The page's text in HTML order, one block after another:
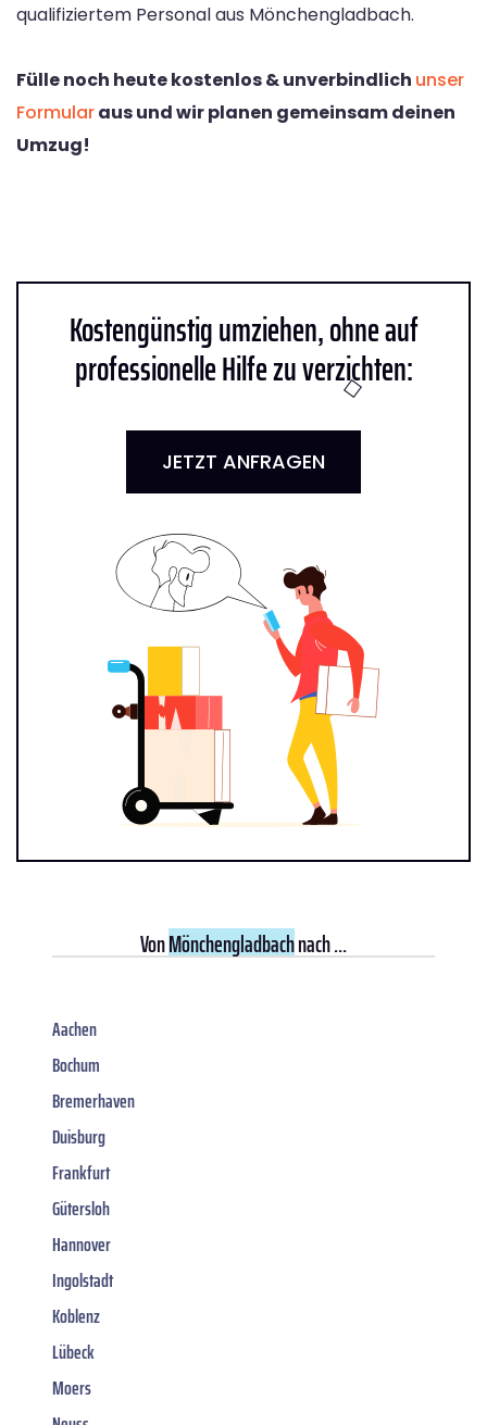
qualifiziertem Personal aus Mönchengladbach.
Fülle noch heute kostenlos & unverbindlich unser
Formularaus und wir planen gemeinsam deinen
Umzug!
Kostengünstig umziehen, ohne auf
professionelle Hilfe zu verzichten:
JETZT ANFRAGEN
VonMönchengladbachnach ...
Aachen
Bochum
Bremerhaven
Duisburg
Frankfurt
Gütersloh
Hannover
Ingolstadt
Koblenz
Lübeck
Moers